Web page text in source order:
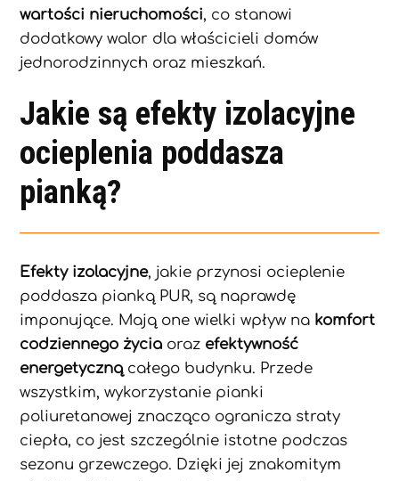
wartości nieruchomości, co stanowi
dodatkowy walor dla właścicieli domów
jednorodzinnych oraz mieszkań.
Jakie są efekty izolacyjne
ocieplenia poddasza
pianką?
Efekty izolacyjne, jakie przynosi ocieplenie
poddasza pianką PUR, są naprawdę
imponujące. Mają one wielki wpływ na komfort
codziennego życia oraz efektywność
energetycznącałego budynku. Przede
wszystkim, wykorzystanie pianki
poliuretanowej znacząco ogranicza straty
ciepła, co jest szczególnie istotne podczas
sezonu grzewczego. Dzięki jej znakomitym